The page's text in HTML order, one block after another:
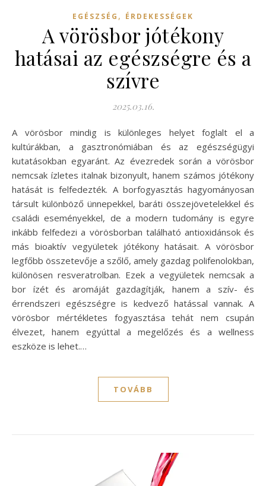
EGÉSZSÉG , ÉRDEKESSÉGEK
A vörösbor jótékony
hatásai az egészségre és a
szívre
2025.03.16.
A vörösbor mindig is különleges helyet foglalt el a
kultúrákban, a gasztronómiában és az egészségügyi
kutatásokban egyaránt. Az évezredek során a vörösbor
nemcsak ízletes italnak bizonyult, hanem számos jótékony
hatását is felfedezték. A borfogyasztás hagyományosan
társult különböző ünnepekkel, baráti összejövetelekkel és
családi eseményekkel, de a modern tudomány is egyre
inkább felfedezi a vörösborban található antioxidánsok és
más bioaktív vegyületek jótékony hatásait. A vörösbor
legfőbb összetevője a szőlő, amely gazdag polifenolokban,
különösen resveratrolban. Ezek a vegyületek nemcsak a
bor ízét és aromáját gazdagítják, hanem a szív- és
érrendszeri egészségre is kedvező hatással vannak. A
vörösbor mértékletes fogyasztása tehát nem csupán
élvezet, hanem egyúttal a megelőzés és a wellness
eszköze is lehet.…
TOVÁBB